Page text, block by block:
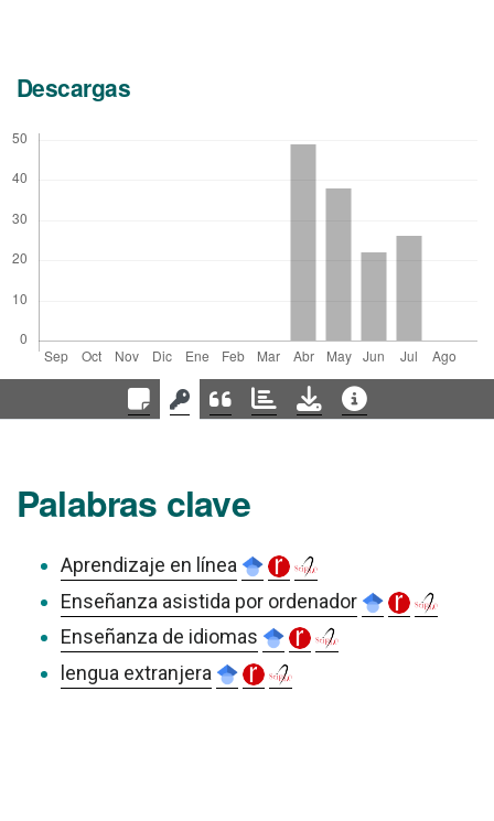
Descargas
Palabras clave
Aprendizaje en línea
Enseñanza asistida por ordenador
Enseñanza de idiomas
lengua extranjera